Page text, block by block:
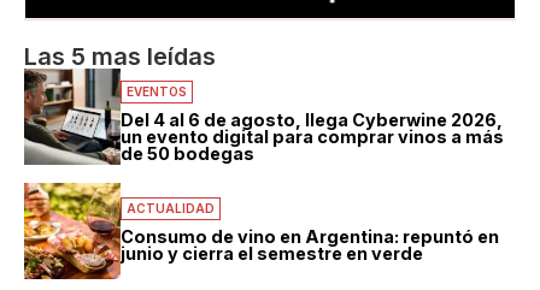
Las 5 mas leídas
EVENTOS
Del 4 al 6 de agosto, llega Cyberwine 2026,
un evento digital para comprar vinos a más
de 50 bodegas
ACTUALIDAD
Consumo de vino en Argentina: repuntó en
junio y cierra el semestre en verde